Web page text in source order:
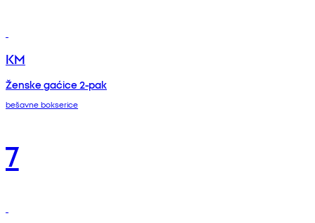
KM
Ženske gaćice 2-pak
bešavne bokserice
7